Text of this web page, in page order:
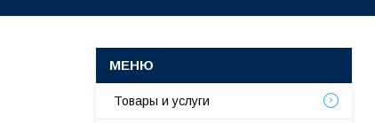
Товары и услуги